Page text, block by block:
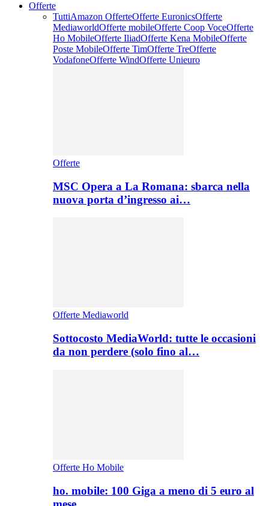
Offerte
TuttiAmazon OfferteOfferte EuronicsOfferte
MediaworldOfferte mobileOfferte Coop VoceOfferte
Ho MobileOfferte IliadOfferte Kena MobileOfferte
Poste MobileOfferte TimOfferte TreOfferte
VodafoneOfferte WindOfferte Unieuro
Offerte
MSC Opera a La Romana: sbarca nella
nuova porta d’ingresso ai…
Offerte Mediaworld
Sottocosto MediaWorld: tutte le occasioni
da non perdere (solo fino al…
Offerte Ho Mobile
ho. mobile: 100 Giga a meno di 5 euro al